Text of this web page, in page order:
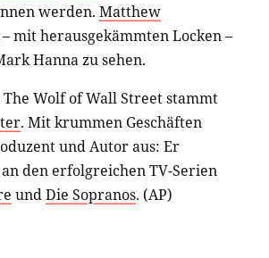
werden. Matthew
mit herausgekämmten Locken –
Hanna zu sehen.
Wolf of Wall Street stammt
. Mit krummen Geschäften
und Autor aus: Er
den erfolgreichen TV-Serien
undDie Sopranos. (AP)